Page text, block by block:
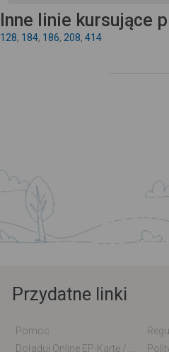
Inne linie kursujące
128, 184, 186, 208, 414
Przydatne linki
Pomoc